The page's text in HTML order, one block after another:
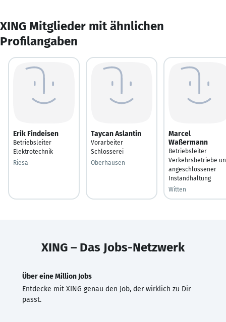
XING Mitglieder mit ähnlichen
Profilangaben
Erik Findeisen
Betriebsleiter
Elektrotechnik
Riesa
Taycan Aslantin
Vorarbeiter
Schlosserei
Oberhausen
Marcel
Waßermann
Betriebsleiter
Verkehrsbetriebe
angeschlossener
Instandhaltung
Witten
XING – Das Jobs-Netzwerk
Über eine Million Jobs
Entdecke mit XING genau den Job, der wirklich zu Dir
passt.